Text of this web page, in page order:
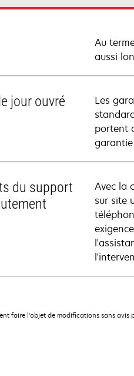
Au
aussi
jour ouvré
Les
portent
du support
Avec la
sur site
faire l'objet de modifications sans avis